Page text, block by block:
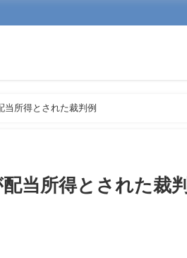
当所得とされた裁判例
当所得とされた裁判